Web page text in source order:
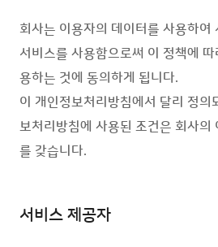
회사는 이용자의 데이터를 사용하여
서비스를 사용함으로써 이 정책에
용하는 것에 동의하게 됩니다.
이 개인정보처리방침에서 달리 정의
보처리방침에 사용된 조건은 회사의
를 갖습니다.
서비스 제공자